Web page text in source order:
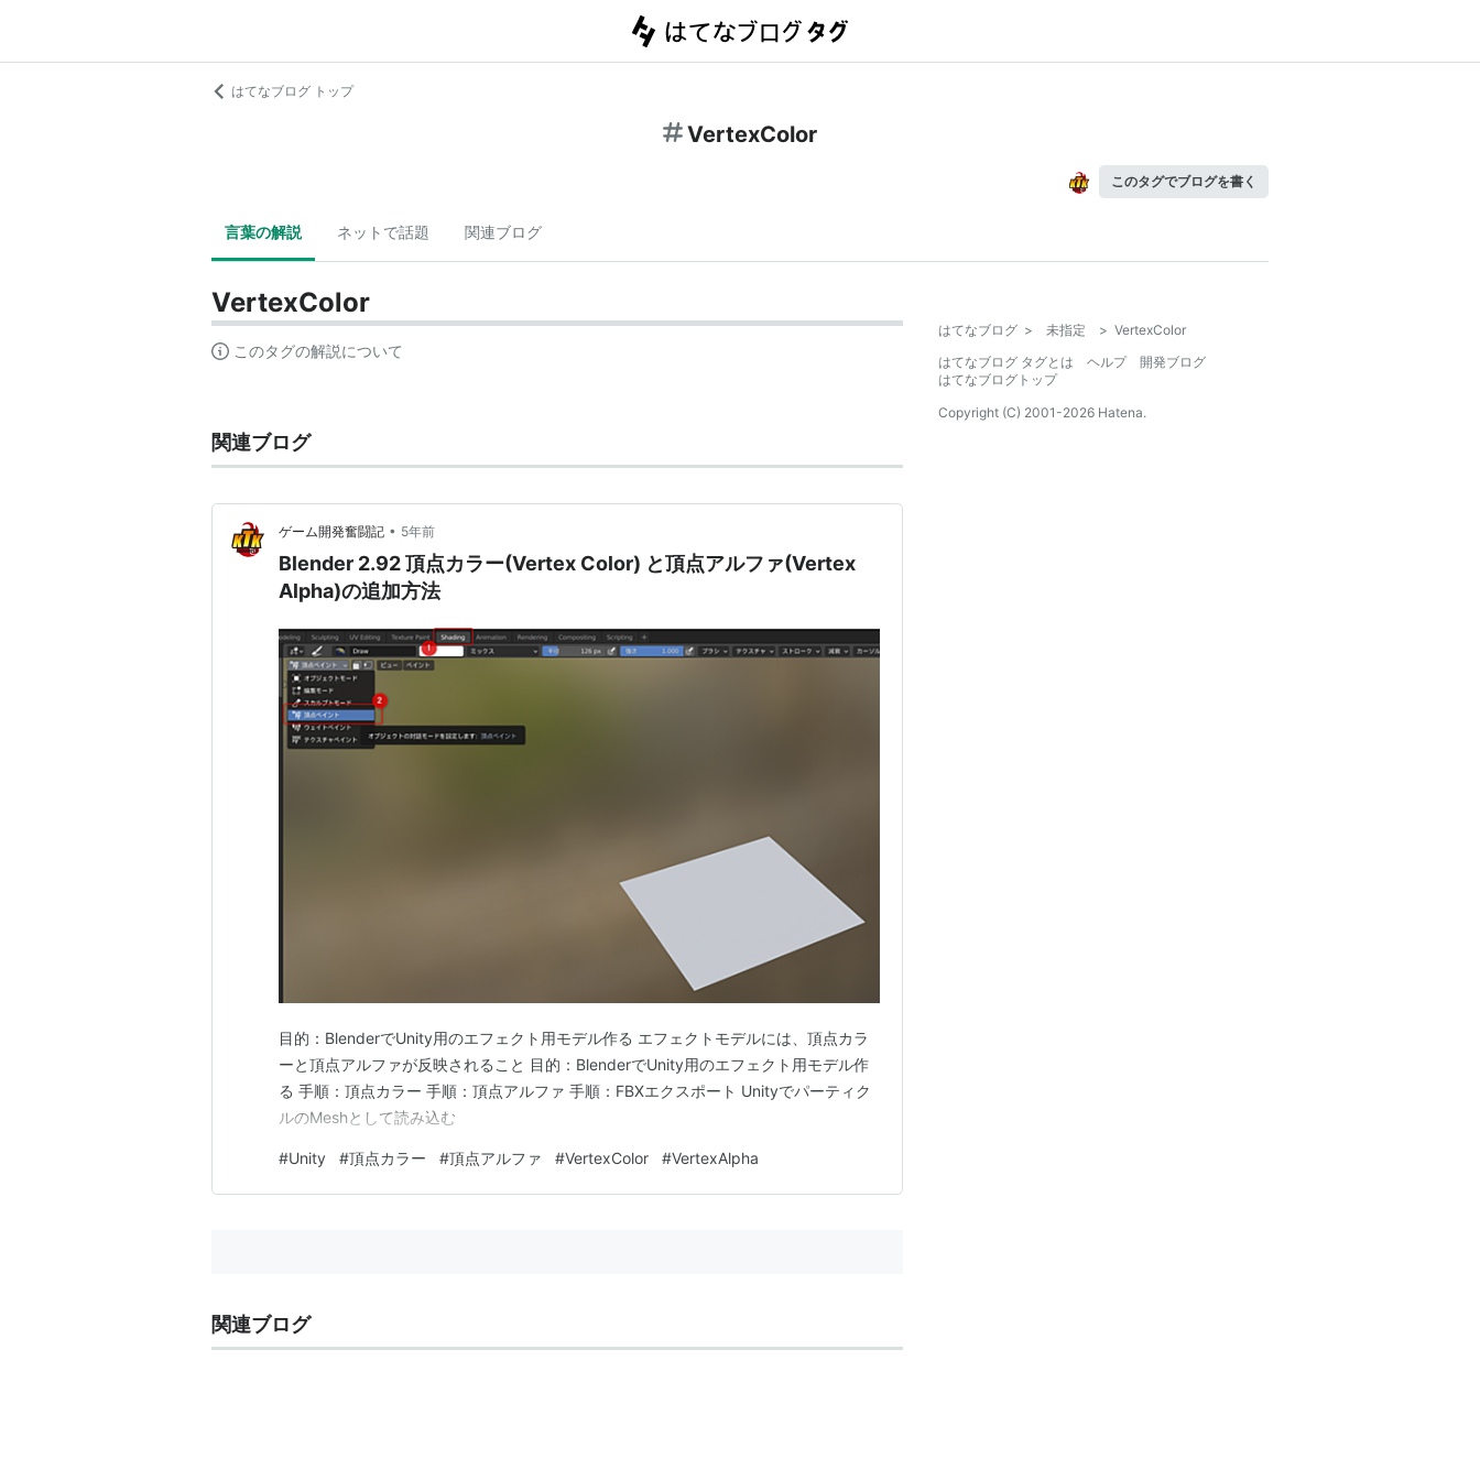
はてなブログ トップ
VertexColor
このタグでブログを書く
言葉の解説 ネットで話題 関連ブログ
VertexColor
このタグの解説について
関連ブログ
ゲーム開発奮闘記 • 5年前
Blender 2.92 頂点カラー(Vertex Color) と頂点アルファ(Vertex
Alpha)の追加方法
目的：BlenderでUnity用のエフェクト用モデル作る エフェクトモデルには、頂点カラ
ーと頂点アルファが反映されること 目的：BlenderでUnity用のエフェクト用モデル作
る 手順：頂点カラー 手順：頂点アルファ 手順：FBXエクスポート Unityでパーティク
ルのMeshとして読み込む
#Unity #頂点カラー #頂点アルファ #VertexColor #VertexAlpha
関連ブログ
はてなブログ > 未指定 > VertexColor
はてなブログ タグとは
ヘルプ
開発ブログ
はてなブログトップ
Copyright (C) 2001-2026 Hatena.